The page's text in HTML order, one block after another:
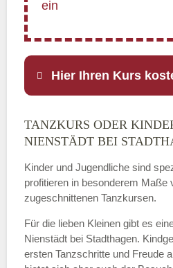
Hier Ihren Kurs
Name*
E-Mail*
TANZKURS ODER
NIENSTÄDT BEI
Kinder und Jugendliche sind
profitieren in besonderem Maße
zugeschnittenen Tanzkursen.
Für die lieben Kleinen gibt es
Nienstädt bei Stadthagen.
ersten Tanzschritte und Freude